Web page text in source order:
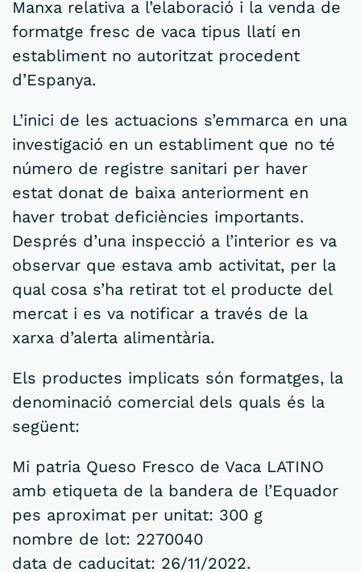
Manxa relativa a l’elaboració i la venda de
formatge fresc de vaca tipus llatí en
establiment no autoritzat procedent
d’Espanya.
L’inici de les actuacions s’emmarca en una
investigació en un establiment que no té
número de registre sanitari per haver
estat donat de baixa anteriorment en
haver trobat deficiències importants.
Després d’una inspecció a l’interior es va
observar que estava amb activitat, per la
qual cosa s’ha retirat tot el producte del
mercat i es va notificar a través de la
xarxa d’alerta alimentària.
Els productes implicats són formatges, la
denominació comercial dels quals és la
següent:
Mi patria Queso Fresco de Vaca LATINO
amb etiqueta de la bandera de l’Equador
pes aproximat per unitat: 300 g
nombre de lot: 2270040
data de caducitat: 26/11/2022.